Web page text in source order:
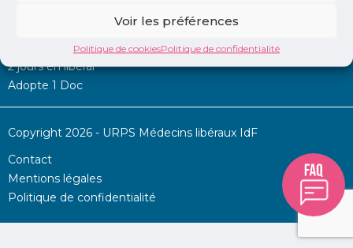
Voir les préférences
Politique de cookiesPolitique de confidentialité
Permanence d’aide à l’installation
2 jours en libéral
Adopte 1 Doc
Copyright 2026 - URPS Médecins libéraux IdF
Contact
Mentions légales
Politique de confidentialité